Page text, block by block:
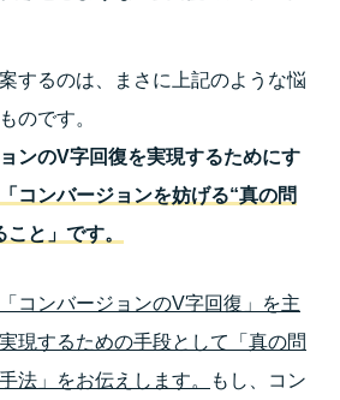
するのは、まさに上記のような悩
のです。
ンのV字回復を実現するためにす
コンバージョンを妨げる“真の問
と」です。
コンバージョンのV字回復」を主
現するための手段として「真の問
法」をお伝えします。
もし、コン